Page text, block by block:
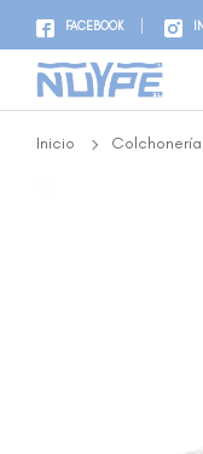
FACEBOOK
Inicio Colchonería